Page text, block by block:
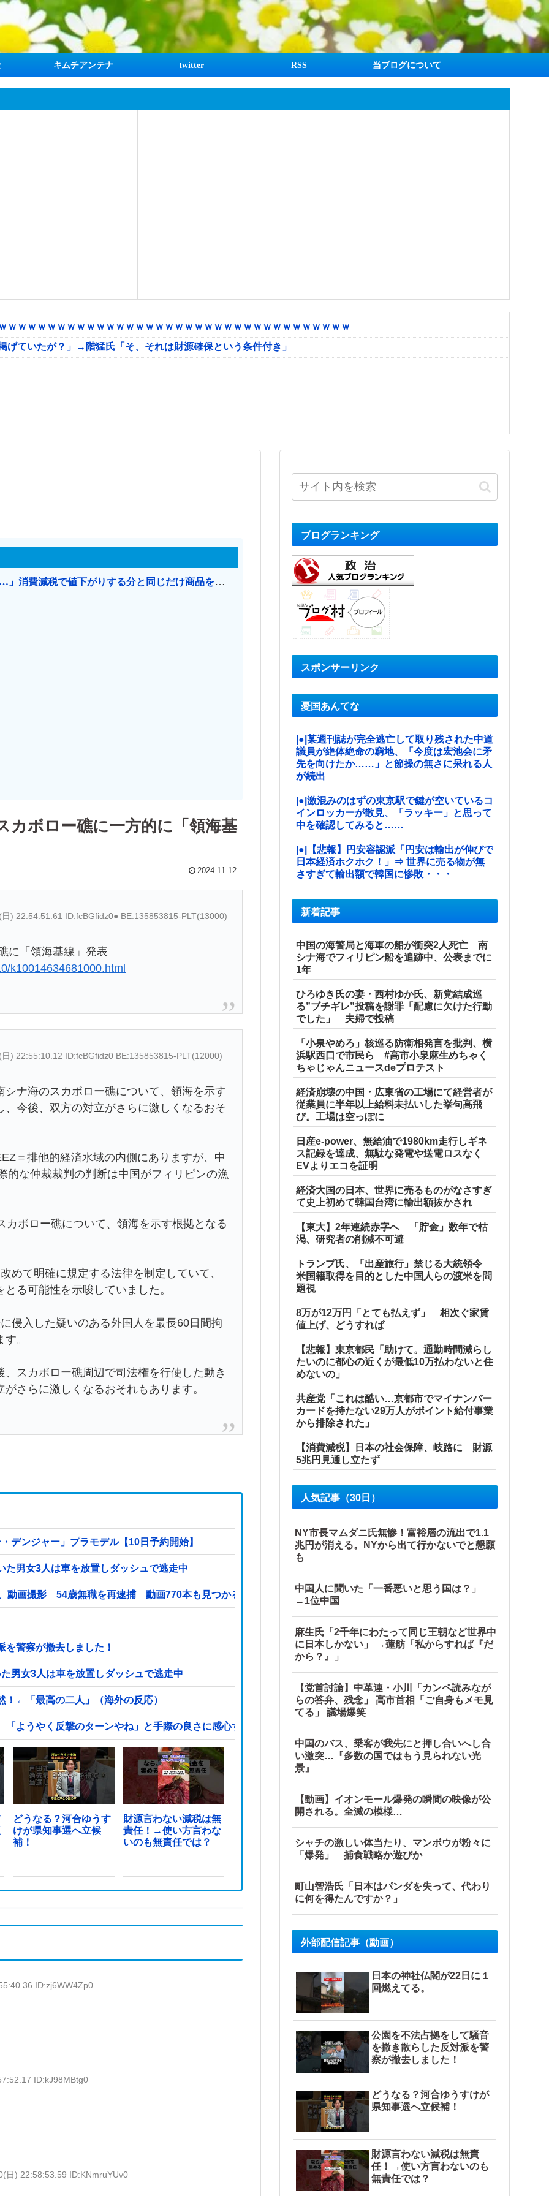
キムチアンテナ twitter RSS 当ブログについて
ｗｗｗｗｗｗｗｗｗｗｗｗｗｗｗｗｗｗｗｗｗｗｗｗｗｗｗｗｗｗｗｗｗｗ
ていたが？」→階猛氏「そ、それは財源確保という条件付き」
【消費税率1％】 「下げるのが筋なんですけど…」消費減税で値下がりする分と同じだけ商品を値上げして店頭価格を変えない店も
カボロー礁に一方的に「領海基
2024.11.12
) 22:54:51.61 ID:fcBGfidz0● BE:135853815-PLT(13000)
に「領海基線」発表
k10014634681000.html
) 22:55:10.12 ID:fcBGfidz0 BE:135853815-PLT(12000)
ナ海のスカボロー礁について、領海を示す
今後、双方の対立がさらに激しくなるおそ
＝排他的経済水域の内側にありますが、中
的な仲裁裁判の判断は中国がフィリピンの漁
ボロー礁について、領海を示す根拠となる
めて明確に規定する法律を制定していて、
る可能性を示唆していました。
侵入した疑いのある外国人を最長60日間拘
。
スカボロー礁周辺で司法権を行使した動き
さらに激しくなるおそれもあります。
デンジャー」プラモデル【10日予約開始】
男女3人は車を放置しダッシュで逃走中
動画撮影 54歳無職を再逮捕 動画770本も見つかる
警察が撤去しました！
男女3人は車を放置しダッシュで逃走中
！←「最高の二人」（海外の反応）
ようやく反撃のターンやね」と手際の良さに感心する人が続出中他
どうなる？河合ゆうす
けが県知事選へ立候
補！
財源言わない減税は無
責任！→使い方言わな
いのも無責任では？
ID:zj6WW4Zp0
ID:kJ98MBtg0
日) 22:58:53.59 ID:KNmruYUv0
ブログランキング
スポンサーリンク
憂国あんてな
|●|某週刊誌が完全逃亡して取り残された中道
議員が絶体絶命の窮地、「今度は宏池会に矛
先を向けたか……」と節操の無さに呆れる人
が続出
|●|激混みのはずの東京駅で鍵が空いているコ
インロッカーが散見、「ラッキー」と思って
中を確認してみると……
|●|【悲報】円安容認派「円安は輸出が伸びで
日本経済ホクホク！」⇒ 世界に売る物が無
さすぎて輸出額で韓国に惨敗・・・
新着記事
中国の海警局と海軍の船が衝突2人死亡 南
シナ海でフィリピン船を追跡中、公表までに
1年
ひろゆき氏の妻・西村ゆか氏、新党結成巡
る”ブチギレ”投稿を謝罪「配慮に欠けた行動
でした」 夫婦で投稿
「小泉やめろ」核巡る防衛相発言を批判、横
浜駅西口で市民ら #高市小泉麻生めちゃく
ちゃじゃんニュースdeプロテスト
経済崩壊の中国・広東省の工場にて経営者が
従業員に半年以上給料未払いした挙句高飛
び。工場は空っぽに
日産e-power、無給油で1980km走行しギネ
ス記録を達成、無駄な発電や送電ロスなく
EVよりエコを証明
経済大国の日本、世界に売るものがなさすぎ
て史上初めて韓国台湾に輸出額抜かされ
【東大】2年連続赤字へ 「貯金」数年で枯
渇、研究者の削減不可避
トランプ氏、「出産旅行」禁じる大統領令
米国籍取得を目的とした中国人らの渡米を問
題視
8万が12万円「とても払えず」 相次ぐ家賃
値上げ、どうすれば
【悲報】東京都民「助けて。通勤時間減らし
たいのに都心の近くが最低10万払わないと住
めないの」
共産党「これは酷い…京都市でマイナンバー
カードを持たない29万人がポイント給付事業
から排除された」
【消費減税】日本の社会保障、岐路に 財源
5兆円見通し立たず
人気記事（30日）
NY市長マムダニ氏無惨！富裕層の流出で1.1
兆円が消える。NYから出て行かないでと懇願
も
中国人に聞いた「一番悪いと思う国は？」
→1位中国
麻生氏「2千年にわたって同じ王朝など世界中
に日本しかない」 →蓮舫「私からすれば『だ
から？』」
【党首討論】中革連・小川「カンペ読みなが
らの答弁、残念」 高市首相「ご自身もメモ見
てる」 議場爆笑
中国のバス、乗客が我先にと押し合いへし合
い激突…『多数の国ではもう見られない光
景』
【動画】イオンモール爆発の瞬間の映像が公
開される。全滅の模様…
シャチの激しい体当たり、マンボウが粉々に
「爆発」 捕食戦略か遊びか
町山智浩氏「日本はパンダを失って、代わり
に何を得たんですか？」
外部配信記事（動画）
日本の神社仏閣が22日に１
回燃えてる。
公園を不法占拠をして騒音
を撒き散らした反対派を警
察が撤去しました！
どうなる？河合ゆうすけが
県知事選へ立候補！
財源言わない減税は無責
任！→使い方言わないのも
無責任では？